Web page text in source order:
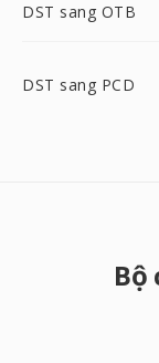
DST sang OTB
DST sang PCD
Bộ